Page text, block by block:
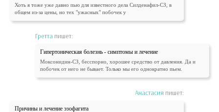
Хоть я тоже уже давно пью для известного дела Силденафил-СЗ, в
общем из-за цены, но тех "ужасных" побочек у
Гретта пишет:
Гипертоническая болезнь - симптомы и лечение
Моксонидин-СЗ, бесспорно, хорошее средство от давления. Да и
побочек от него не бывает. Только мы его однократно пьем.
Анастасия пишет:
Причины и лечение эзофагита